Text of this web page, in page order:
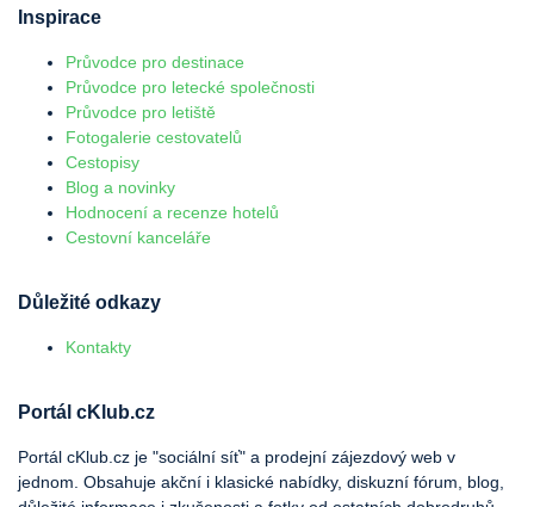
Inspirace
Průvodce pro destinace
Průvodce pro letecké společnosti
Průvodce pro letiště
Fotogalerie cestovatelů
Cestopisy
Blog a novinky
Hodnocení a recenze hotelů
Cestovní kanceláře
Důležité odkazy
Kontakty
Portál cKlub.cz
Portál cKlub.cz je "sociální síť" a prodejní zájezdový web v
jednom. Obsahuje akční i klasické nabídky, diskuzní fórum, blog,